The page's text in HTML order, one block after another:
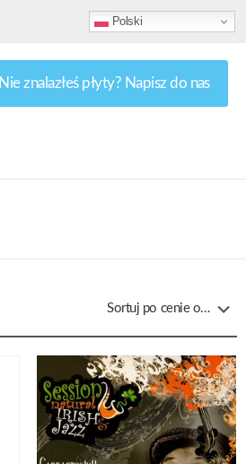
Polski
Nie znalazłeś płyty? Napisz do nas